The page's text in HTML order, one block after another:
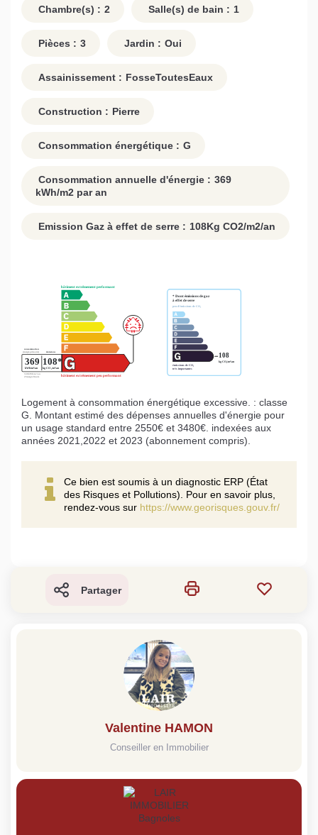
Chambre(s) : 2 Salle(s) de bain : 1
Pièces : 3 Jardin : Oui
Assainissement : FosseToutesEaux
Construction : Pierre
Consommation énergétique : G
Consommation annuelle d'énergie : 369
kWh/m2 par an
Emission Gaz à effet de serre : 108Kg CO2/m2/an
Logement à consommation énergétique excessive. : classe
G. Montant estimé des dépenses annuelles d'énergie pour
un usage standard entre 2550€ et 3480€. indexées aux
années 2021,2022 et 2023 (abonnement compris).
Ce bien est soumis à un diagnostic ERP (État
des Risques et Pollutions). Pour en savoir plus,
rendez-vous sur https://www.georisques.gouv.fr/
Partager
Valentine HAMON
Conseiller en Immobilier